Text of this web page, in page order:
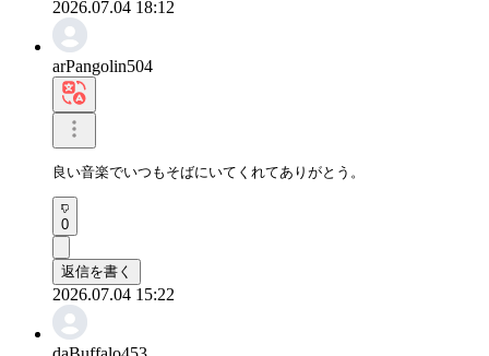
2026.07.04 18:12
arPangolin504
良い音楽でいつもそばにいてくれてありがとう。
0
返信を書く
2026.07.04 15:22